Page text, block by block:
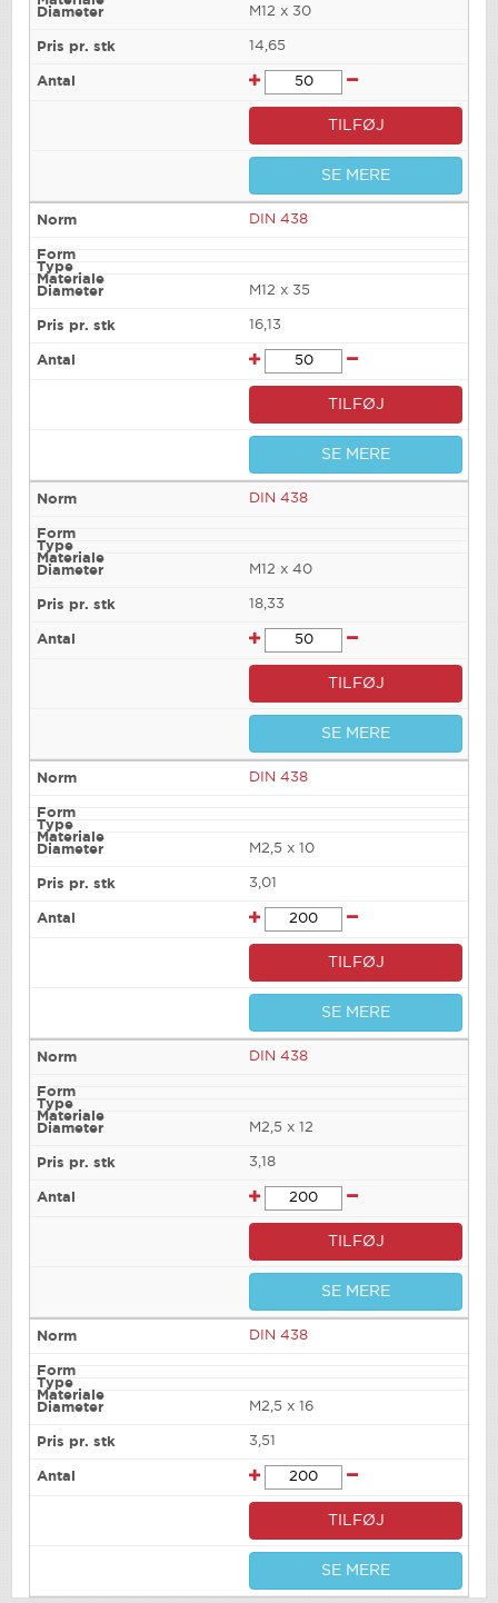
M12 x 30
14,65
TILFØJ
SE MERE
DIN 438
M12 x 35
16,13
TILFØJ
SE MERE
DIN 438
M12 x 40
18,33
TILFØJ
SE MERE
DIN 438
M2,5 x 10
3,01
TILFØJ
SE MERE
DIN 438
M2,5 x 12
3,18
TILFØJ
SE MERE
DIN 438
M2,5 x 16
3,51
TILFØJ
SE MERE